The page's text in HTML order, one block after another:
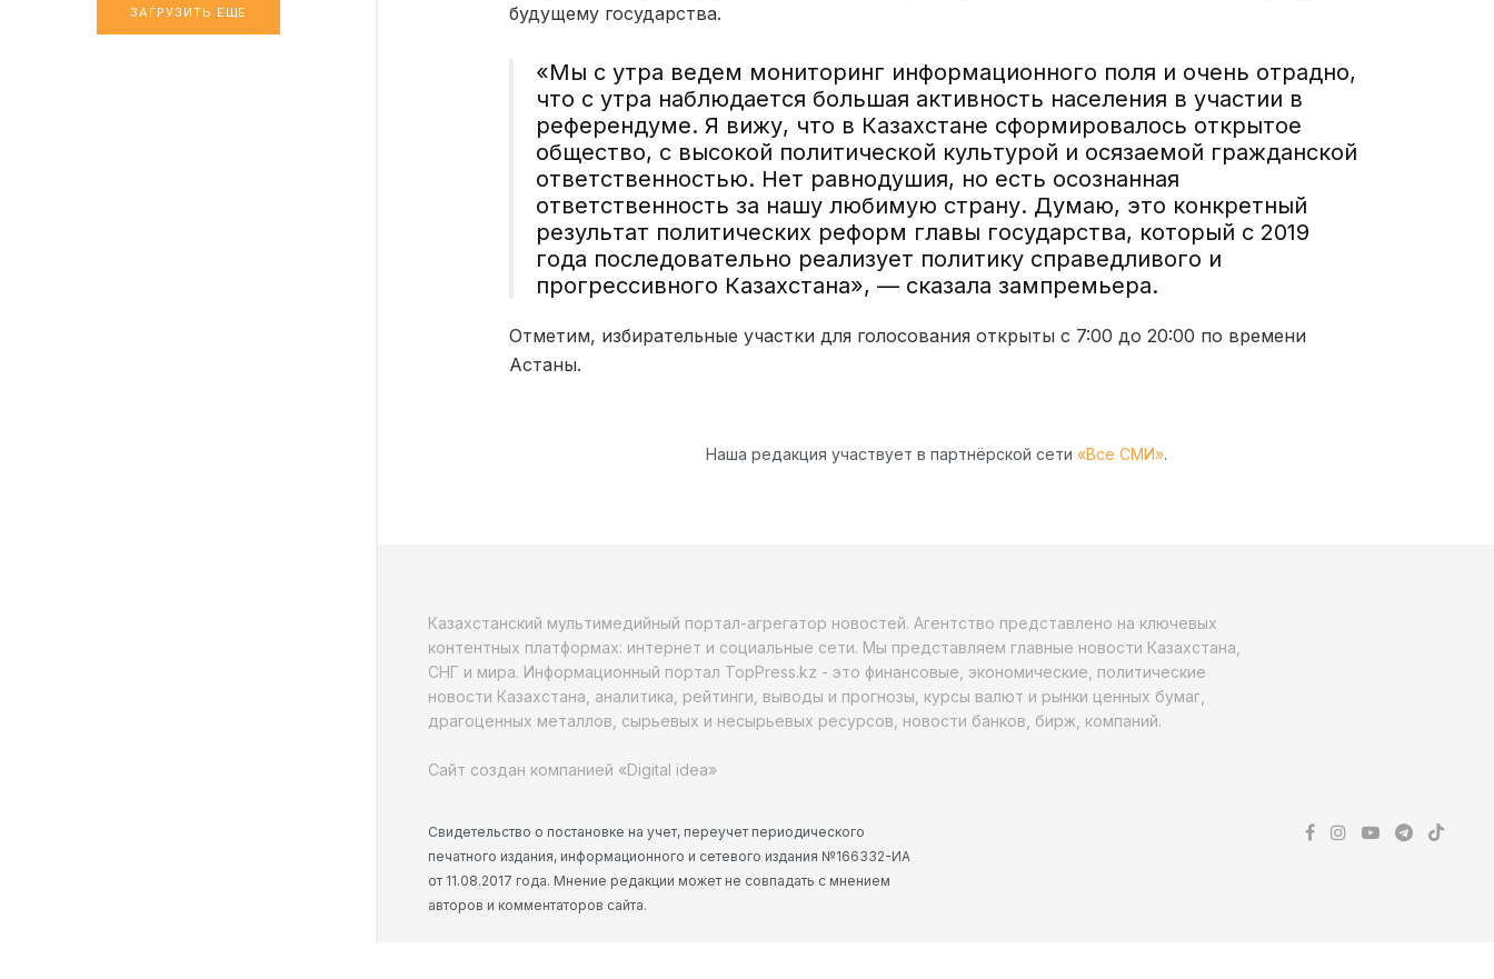
ЗАГРУЗИТЬ ЕЩЕ
будущему государства.
«Мы с утра ведем мониторинг информационного поля и очень отрадно,
что с утра наблюдается большая активность населения в участии в
референдуме. Я вижу, что в Казахстане сформировалось открытое
общество, с высокой политической культурой и осязаемой гражданской
ответственностью. Нет равнодушия, но есть осознанная
ответственность за нашу любимую страну. Думаю, это конкретный
результат политических реформ главы государства, который с 2019
года последовательно реализует политику справедливого и
прогрессивного Казахстана», — сказала зампремьера.
Отметим, избирательные участки для голосования открыты с 7:00 до 20:00 по времени
Астаны.
Наша редакция участвует в партнёрской сети «Все СМИ».
Казахстанский мультимедийный портал-агрегатор новостей. Агентство представлено на ключевых
контентных платформах: интернет и социальные сети. Мы представляем главные новости Казахстана,
СНГ и мира. Информационный портал TopPress.kz - это финансовые, экономические, политические
новости Казахстана, аналитика, рейтинги, выводы и прогнозы, курсы валют и рынки ценных бумаг,
драгоценных металлов, сырьевых и несырьевых ресурсов, новости банков, бирж, компаний.
Сайт создан компанией «Digital idea»
Свидетельство о постановке на учет, переучет периодического
печатного издания, информационного и сетевого издания №166332-ИА
от 11.08.2017 года. Мнение редакции может не совпадать с мнением
авторов и комментаторов сайта.